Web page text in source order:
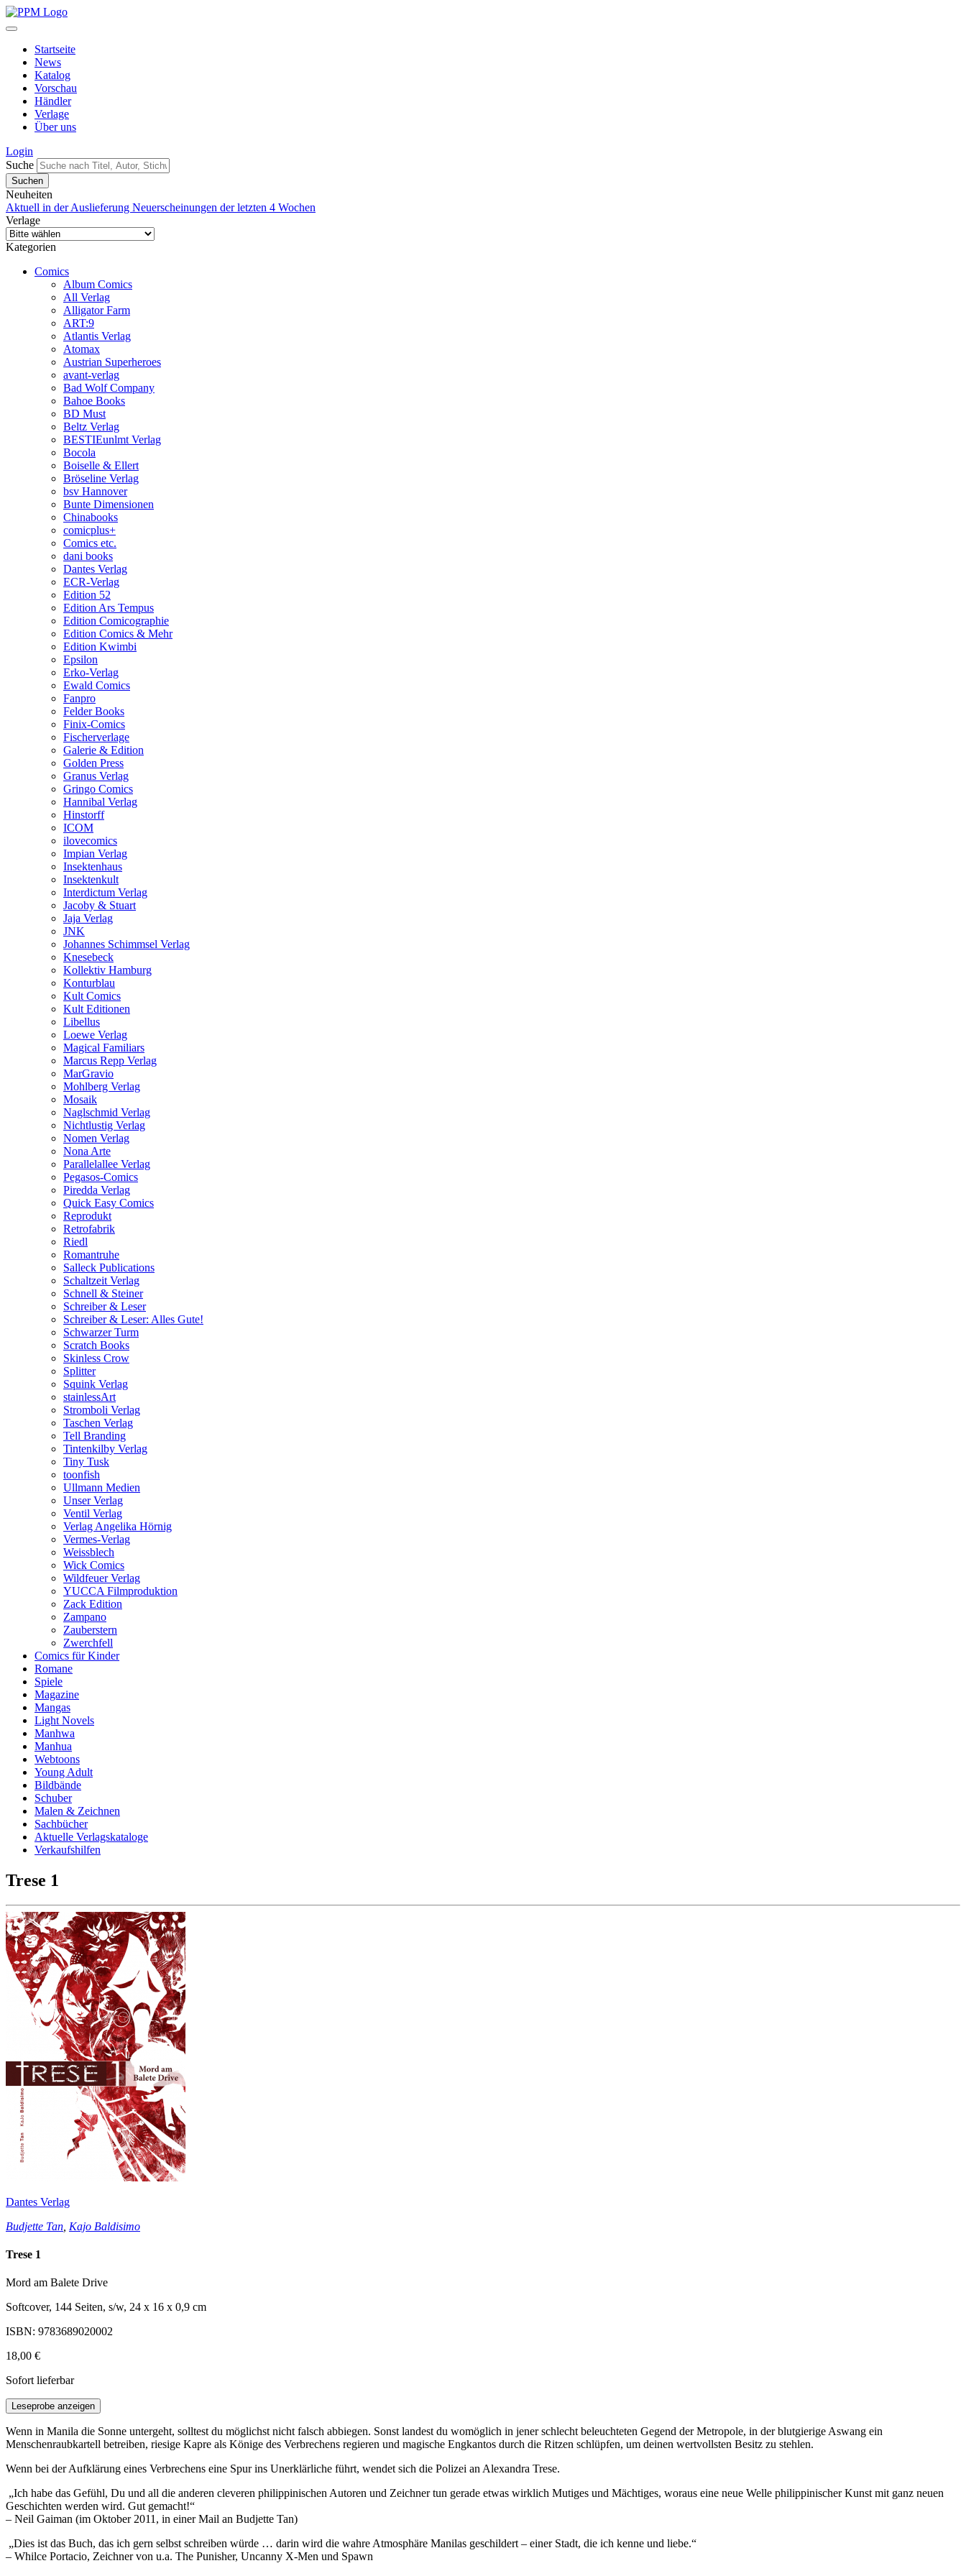
Startseite
News
Katalog
Vorschau
Händler
Verlage
Über uns
Login
Suche
Neuheiten
Aktuell in der Auslieferung Neuerscheinungen der letzten 4 Wochen
Verlage
Kategorien
Comics
Album Comics
All Verlag
Alligator Farm
ART:9
Atlantis Verlag
Atomax
Austrian Superheroes
avant-verlag
Bad Wolf Company
Bahoe Books
BD Must
Beltz Verlag
BESTIEunlmt Verlag
Bocola
Boiselle & Ellert
Bröseline Verlag
bsv Hannover
Bunte Dimensionen
Chinabooks
comicplus+
Comics etc.
dani books
Dantes Verlag
ECR-Verlag
Edition 52
Edition Ars Tempus
Edition Comicographie
Edition Comics & Mehr
Edition Kwimbi
Epsilon
Erko-Verlag
Ewald Comics
Fanpro
Felder Books
Finix-Comics
Fischerverlage
Galerie & Edition
Golden Press
Granus Verlag
Gringo Comics
Hannibal Verlag
Hinstorff
ICOM
ilovecomics
Impian Verlag
Insektenhaus
Insektenkult
Interdictum Verlag
Jacoby & Stuart
Jaja Verlag
JNK
Johannes Schimmsel Verlag
Knesebeck
Kollektiv Hamburg
Konturblau
Kult Comics
Kult Editionen
Libellus
Loewe Verlag
Magical Familiars
Marcus Repp Verlag
MarGravio
Mohlberg Verlag
Mosaik
Naglschmid Verlag
Nichtlustig Verlag
Nomen Verlag
Nona Arte
Parallelallee Verlag
Pegasos-Comics
Piredda Verlag
Quick Easy Comics
Reprodukt
Retrofabrik
Riedl
Romantruhe
Salleck Publications
Schaltzeit Verlag
Schnell & Steiner
Schreiber & Leser
Schreiber & Leser: Alles Gute!
Schwarzer Turm
Scratch Books
Skinless Crow
Splitter
Squink Verlag
stainlessArt
Stromboli Verlag
Taschen Verlag
Tell Branding
Tintenkilby Verlag
Tiny Tusk
toonfish
Ullmann Medien
Unser Verlag
Ventil Verlag
Verlag Angelika Hörnig
Vermes-Verlag
Weissblech
Wick Comics
Wildfeuer Verlag
YUCCA Filmproduktion
Zack Edition
Zampano
Zauberstern
Zwerchfell
Comics für Kinder
Romane
Spiele
Magazine
Mangas
Light Novels
Manhwa
Manhua
Webtoons
Young Adult
Bildbände
Schuber
Malen & Zeichnen
Sachbücher
Aktuelle Verlagskataloge
Verkaufshilfen
Trese 1
Dantes Verlag
Budjette Tan Kajo Baldisimo
Trese 1
Mord am Balete Drive
Softcover, 144 Seiten, s/w, 24 x 16 x 0,9 cm
ISBN: 9783689020002
18,00 €
Sofort lieferbar
Leseprobe anzeigen
Wenn in Manila die Sonne untergeht, solltest du möglichst nicht falsch abbiegen. Sonst landest du womöglich in jener schlecht beleuchteten Gegend der Metropole, in der blutgierige Aswang ein
Menschenraubkartell betreiben, riesige Kapre als Könige des Verbrechens regieren und magische Engkantos durch die Ritzen schlüpfen, um deinen wertvollsten Besitz zu stehlen.
Wenn bei der Aufklärung eines Verbrechens eine Spur ins Unerklärliche führt, wendet sich die Polizei an Alexandra Trese.
„Ich habe das Gefühl, Du und all die anderen cleveren philippinischen Autoren und Zeichner tun gerade etwas wirklich Mutiges und Mächtiges, woraus eine neue Welle philippinischer Kunst mit ganz neuen
Geschichten werden wird. Gut gemacht!“
– Neil Gaiman (im Oktober 2011, in einer Mail an Budjette Tan)
„Dies ist das Buch, das ich gern selbst schreiben würde … darin wird die wahre Atmosphäre Manilas geschildert – einer Stadt, die ich kenne und liebe.“
– Whilce Portacio, Zeichner von u.a. The Punisher, Uncanny X-Men und Spawn